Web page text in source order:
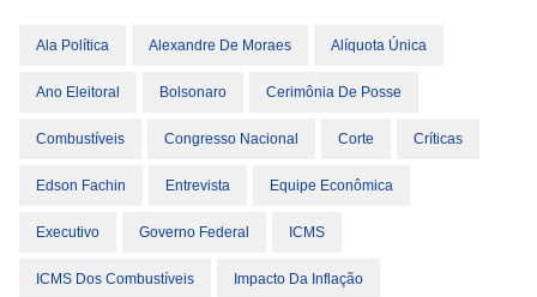
Ala Política Alexandre De Moraes Alíquota Única
Ano Eleitoral Bolsonaro Cerimônia De Posse
Combustíveis Congresso Nacional Corte Críticas
Edson Fachin Entrevista Equipe Econômica
Executivo Governo Federal ICMS
ICMS Dos Combustíveis Impacto Da Inflação